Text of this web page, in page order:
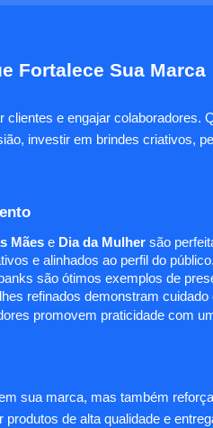
Fortalece Sua Marca
e engajar colaboradores.
investir em brindes criativos,
Mães e Dia da Mulher são
e alinhados ao perfil do público.
são ótimos exemplos de
refinados demonstram cuidado
promovem praticidade com
sua marca, mas também
de alta qualidade e